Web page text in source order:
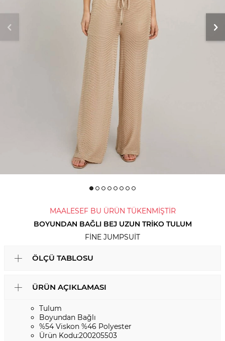
MAALESEF BU ÜRÜN TÜKENMİŞTİR
BOYUNDAN BAĞLI BEJ UZUN TRIKO TULUM
FINE JUMPSUIT
ÖLÇÜ TABLOSU
ÜRÜN AÇIKLAMASI
Tulum
Boyundan Bağlı
%54 Viskon %46 Polyester
Ürün Kodu:200205503